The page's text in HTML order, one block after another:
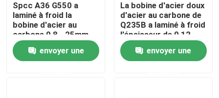
Contactez-nous
Demandez une citation
Spcc A36 G550 a
laminé à froid la
bobine d'acier au
carbone 0,8 - 25mm
envoyer une
La bobine d'acier doux
d'acier au carbone de
Q235B a laminé à froid
l'épaisseur de 0,12 -
de 4mm
envoyer une